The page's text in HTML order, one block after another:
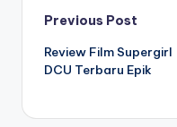
Post
navigation
Previous Post
Review Film Supergirl
DCU Terbaru Epik